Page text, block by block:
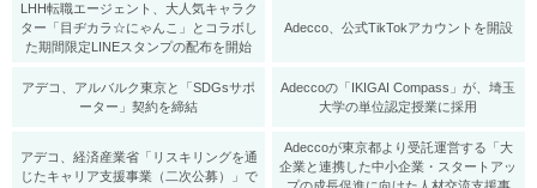
LHH転職エージェント、大人気キャラク
ター「目ヂカラ☆にゃんこ」とコラボし
た期間限定LINEスタンプの配布を開始
Adecco、公式TikTokアカウントを開設
アデコ、アルバルク東京と「SDGsサポ
ーター」契約を締結
Adeccoの「IKIGAI Compass」が、埼玉
大学の単位認定授業に採用
アデコ、経済産業省「リスキリングを通
じたキャリア支援事業（二次公募）」で
Adeccoが東京都より受託運営する「大
企業と連携した中小企業・スタートアッ